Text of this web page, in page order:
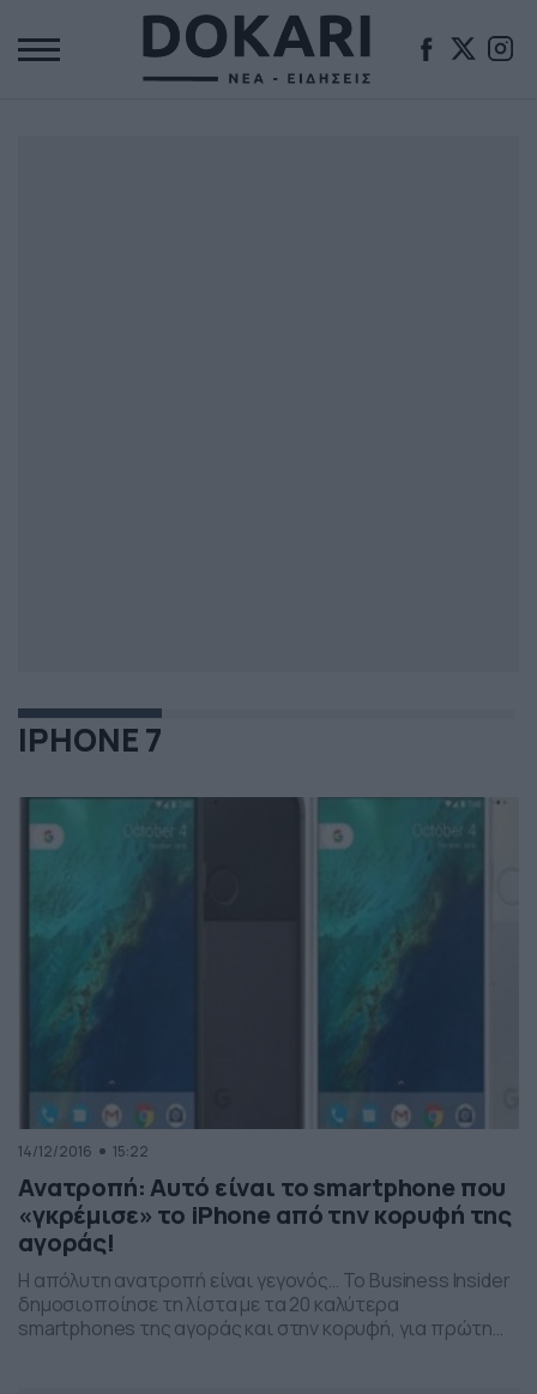
IPHONE 7
14/12/2016 15:22
Ανατροπή: Αυτό είναι το smartphone που
«γκρέμισε» το iPhone από την κορυφή της
αγοράς!
Η απόλυτη ανατροπή είναι γεγονός… Το Business Insider
δημοσιοποίησε τη λίστα με τα 20 καλύτερα
smartphones της αγοράς και στην κορυφή, για πρώτη